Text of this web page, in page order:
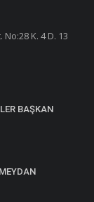
K. 4 D. 13
BAŞKAN